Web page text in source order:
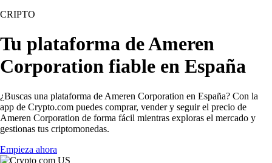
CRIPTO
Tu plataforma de Ameren
Corporation fiable en España
¿Buscas una plataforma de Ameren Corporation en España? Con la
app de Crypto.com puedes comprar, vender y seguir el precio de
Ameren Corporation de forma fácil mientras exploras el mercado y
gestionas tus criptomonedas.
Empieza ahora